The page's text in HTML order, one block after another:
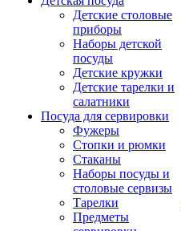
Детские столовые
приборы
Наборы детской
посуды
Детские кружки
Детские тарелки и
салатники
Посуда для сервировки
Фужеры
Стопки и рюмки
Стаканы
Наборы посуды и
столовые сервизы
Тарелки
Предметы